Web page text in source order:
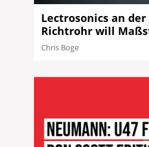
Lectrosonics an der
Richtrohr will
Chris Boge